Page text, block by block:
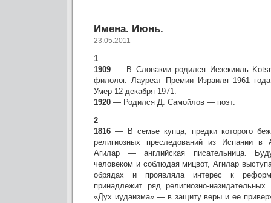
Имена. Июнь.
23.05.2011
1
1909 — В Словакии родился Иезекииль
филолог. Лауреат Премии Израиля 1961
Умер 12 декабря 1971.
1920 — Родился Д. Самойлов — поэт.
2
1816 — В семье купца, предки которого
религиозных преследований из Испании в
Агилар — английская писательница.
человеком и соблюдая мицвот, Агилар
обрядах и проявляла интерес к
принадлежит ряд религиозно-
«Дух иудаизма» — в защиту веры и ее